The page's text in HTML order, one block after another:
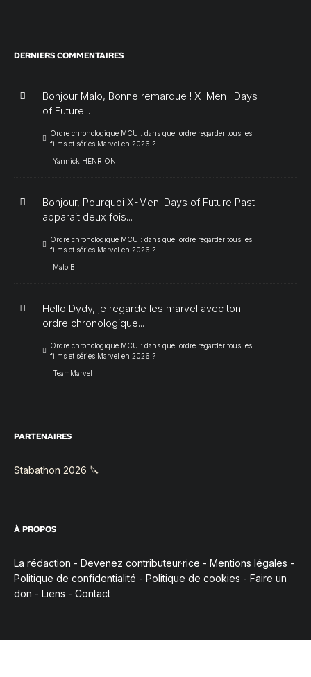
DERNIERS COMMENTAIRES
Bonjour Malo, Bonne remarque ! X-Men : Days
of Future...
Ordre chronologique MCU : dans quel ordre regarder tous les
films et séries Marvel en 2026 ?
Yannick HENRION
Bonjour, Pourquoi X-Men: Days of Future Past
apparait deux fois...
Ordre chronologique MCU : dans quel ordre regarder tous les
films et séries Marvel en 2026 ?
Malo B
Hello Dydy, je regarde les marvel avec ton
ordre chronologique...
Ordre chronologique MCU : dans quel ordre regarder tous les
films et séries Marvel en 2026 ?
TeamMarvel
PARTENAIRES
Stabathon 2026 🔪
À PROPOS
La rédaction - Devenez contributeur·rice - Mentions légales -
Politique de confidentialité - Politique de cookies - Faire un
don - Liens - Contact